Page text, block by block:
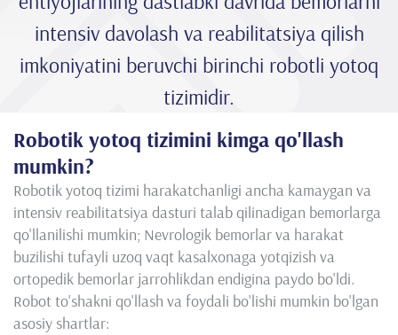
intensiv davolash va reabilitatsiya qilish
imkoniyatini beruvchi birinchi robotli yotoq
tizimidir.
Robotik yotoq tizimini kimga qo'llash
mumkin?
Robotik yotoq tizimi harakatchanligi ancha kamaygan va
intensiv reabilitatsiya dasturi talab qilinadigan bemorlarga
qo'llanilishi mumkin; Nevrologik bemorlar va harakat
buzilishi tufayli uzoq vaqt kasalxonaga yotqizish va
ortopedik bemorlar jarrohlikdan endigina paydo bo'ldi.
Robot to'shakni qo'llash va foydali bo'lishi mumkin bo'lgan
asosiy shartlar: